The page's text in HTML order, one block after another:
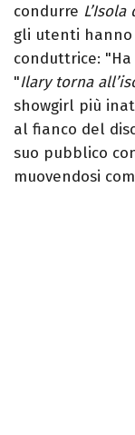
condurre L’Isola
gli utenti
conduttrice: "Ha
"Ilary torna
showgirl più
al fianco del
suo pubblico
muovendosi